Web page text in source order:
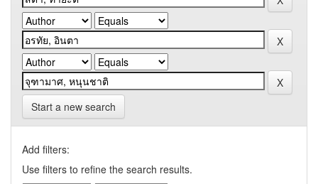
Start a new search
Add filters:
Use filters to refine the search results.